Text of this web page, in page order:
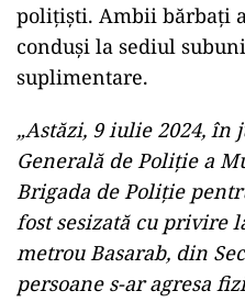
polițiști. Ambii bărbați
conduși la sediul
suplimentare.